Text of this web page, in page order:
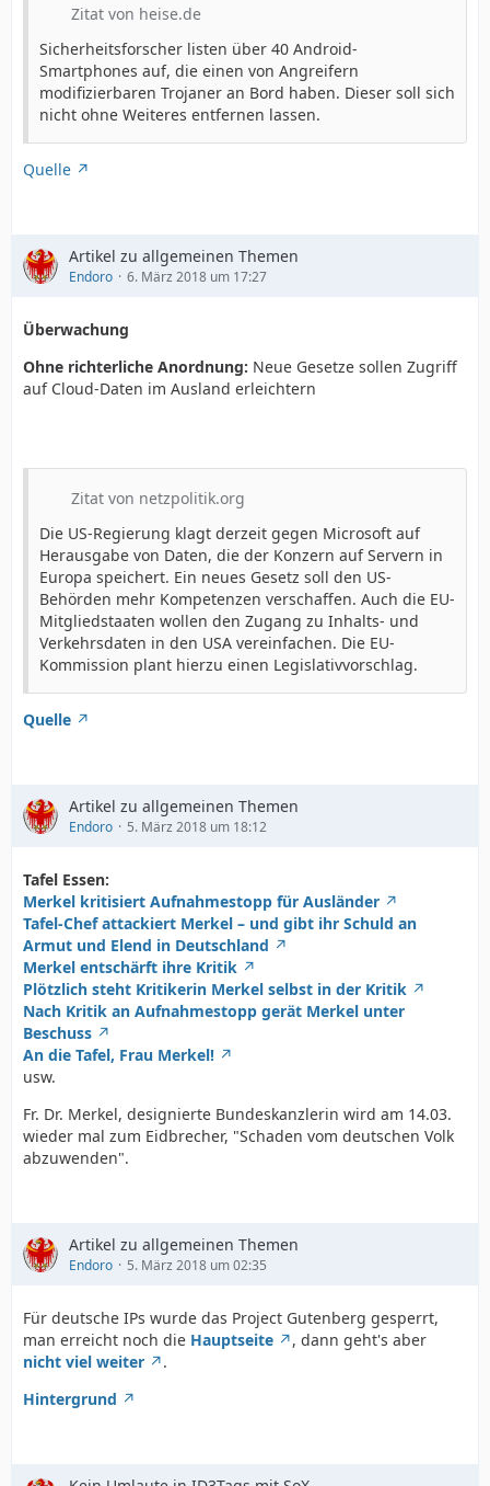
Zitat von heise.de
Sicherheitsforscher listen über 40 Android-
Smartphones auf, die einen von Angreifern
modifizierbaren Trojaner an Bord haben. Dieser soll sich
nicht ohne Weiteres entfernen lassen.
Quelle
Artikel zu allgemeinen Themen
Endoro 6. März 2018 um 17:27
Überwachung
Ohne richterliche Anordnung: Neue Gesetze sollen Zugriff
auf Cloud-Daten im Ausland erleichtern
Zitat von netzpolitik.org
Die US-Regierung klagt derzeit gegen Microsoft auf
Herausgabe von Daten, die der Konzern auf Servern in
Europa speichert. Ein neues Gesetz soll den US-
Behörden mehr Kompetenzen verschaffen. Auch die EU-
Mitgliedstaaten wollen den Zugang zu Inhalts- und
Verkehrsdaten in den USA vereinfachen. Die EU-
Kommission plant hierzu einen Legislativvorschlag.
Quelle
Artikel zu allgemeinen Themen
Endoro 5. März 2018 um 18:12
Tafel Essen:
Merkel kritisiert Aufnahmestopp für Ausländer
Tafel-Chef attackiert Merkel – und gibt ihr Schuld an
Armut und Elend in Deutschland
Merkel entschärft ihre Kritik
Plötzlich steht Kritikerin Merkel selbst in der Kritik
Nach Kritik an Aufnahmestopp gerät Merkel unter
Beschuss
An die Tafel, Frau Merkel!
usw.
Fr. Dr. Merkel, designierte Bundeskanzlerin wird am 14.03.
wieder mal zum Eidbrecher, "Schaden vom deutschen Volk
abzuwenden".
Artikel zu allgemeinen Themen
Endoro 5. März 2018 um 02:35
Für deutsche IPs wurde das Project Gutenberg gesperrt,
man erreicht noch die Hauptseite
, dann geht's aber
nicht viel weiter
.
Hintergrund